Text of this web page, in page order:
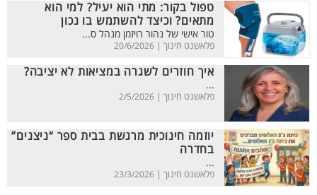
טפול בקור: מתי הוא יעיל? למי הוא
מתאים? וכיצד להשתמש בו נכון
טור אישי של נהור רויזמן מנהל ס...
פלאשנט חינוך | 20/6/2026
איך חוזרים לשגרה במציאות לא יציבה?
...
פלאשנט חינוך | 2/5/2026
יוזמה חינוכית מרגשת בבית ספר “ניצנים”
בחדרה
...
פלאשנט חינוך | 23/3/2026